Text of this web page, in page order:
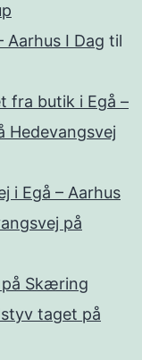
Aarhus I Dag til
fra butik i Egå –
Hedevangsvej
i Egå – Aarhus
på
på Skæring
taget på